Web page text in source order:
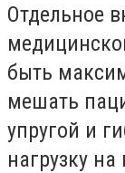
Отдельное
быть
мешать
упругой и
нагрузку